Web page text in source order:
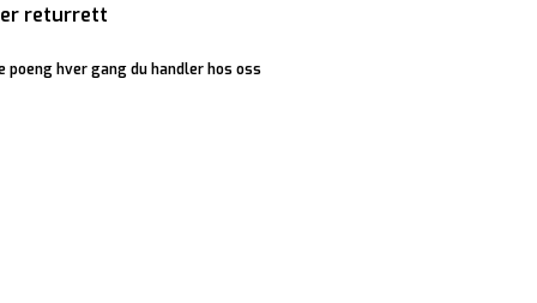
returrett
hver gang du handler hos oss